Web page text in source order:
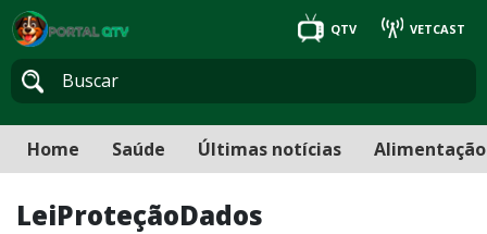
QTV VETCAST
Home Saúde Últimas notícias Alimentação
LeiProteçãoDados